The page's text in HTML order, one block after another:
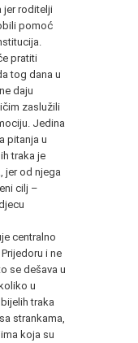
jer roditelji
pomoć
pratiti
tog dana u
daju
zaslužili
Jedina
pitanja u
traka je
jer od njega
cilj –
centralno
i ne
se dešava u
u
traka
strankama,
koja su